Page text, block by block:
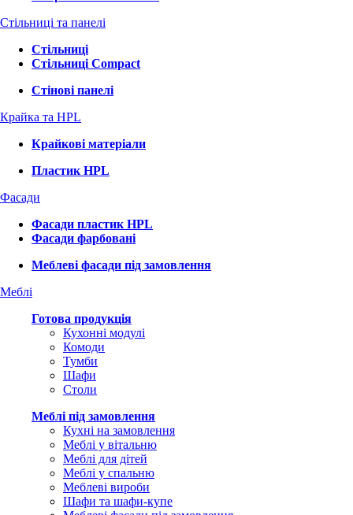
Стільниці та панелі
Стільниці
Стільниці Compact
Стінові панелі
Крайка та HPL
Крайкові матеріали
Пластик HPL
Фасади
Фасади пластик HPL
Фасади фарбовані
Меблеві фасади під замовлення
Меблі
Готова продукція
Кухонні модулі
Комоди
Тумби
Шафи
Столи
Меблі під замовлення
Кухні на замовлення
Меблі у вітальню
Меблі для дітей
Меблі у спальню
Меблеві вироби
Шафи та шафи-купе